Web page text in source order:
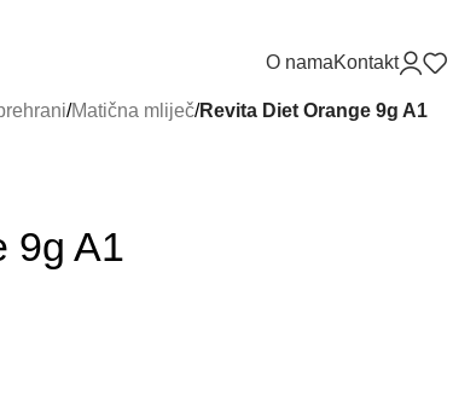
O namaKontakt
/Matična mliječ/Revita Diet Orange 9g A1
9g A1